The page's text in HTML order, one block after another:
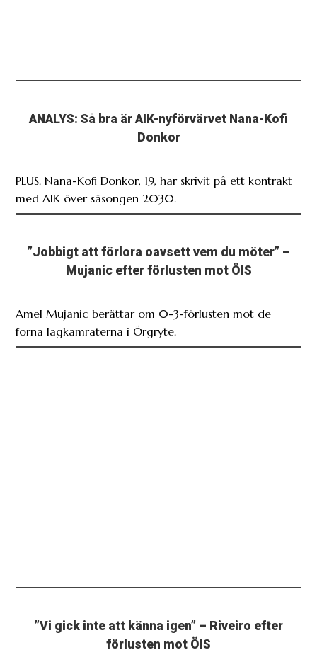
ANALYS: Så bra är AIK-nyförvärvet Nana-Kofi
Donkor
PLUS. Nana-Kofi Donkor, 19, har skrivit på ett kontrakt
med AIK över säsongen 2030.
”Jobbigt att förlora oavsett vem du möter” –
Mujanic efter förlusten mot ÖIS
Amel Mujanic berättar om 0-3-förlusten mot de
forna lagkamraterna i Örgryte.
”Vi gick inte att känna igen” – Riveiro efter
förlusten mot ÖIS